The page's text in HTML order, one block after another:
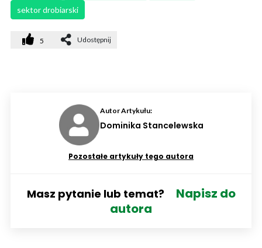
sektor drobiarski
5 Udostępnij
Autor Artykułu:
Dominika Stancelewska
Pozostałe artykuły tego autora
Masz pytanie lub temat?
Napisz do
autora